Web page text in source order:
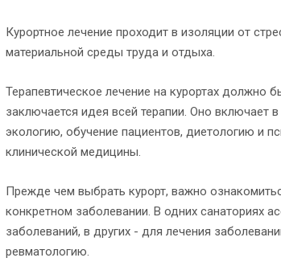
Курортное лечение проходит в изоляции от
материальной среды труда и отдыха.
Терапевтическое лечение на курортах должно
заключается идея всей терапии. Оно
экологию, обучение пациентов, диетологию и
клинической медицины.
Прежде чем выбрать курорт, важно
конкретном заболевании. В одних санаториях
заболеваний, в других - для лечения
ревматологию.